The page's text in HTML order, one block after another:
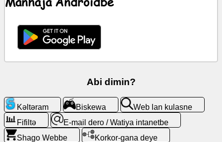
Web
lan
kulasne
Abi dimin?
Kǝltǝram Biskewa
Web lan kulasne
Fifiltə
E-mail dero / Watiya intanetbe
Shago Webbe
Korkor-gana deye